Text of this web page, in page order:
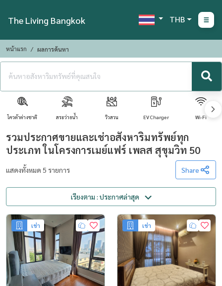
The Living Bangkok THB
หน้าแรก ผลการค้นหา
โควต้าต่างชาติ สระว่ายน้ำ วิวสวน EV Charger Wi-Fi
รวมประกาศขายและเช่าอสังหาริมทรัพย์ทุก
ประเภท ในโครงการเมย์แฟร์ เพลส สุขุมวิท 50
แสดงทั้งหมด 5 รายการ Share
เรียงตาม : ประกาศล่าสุด
เช่า เช่า